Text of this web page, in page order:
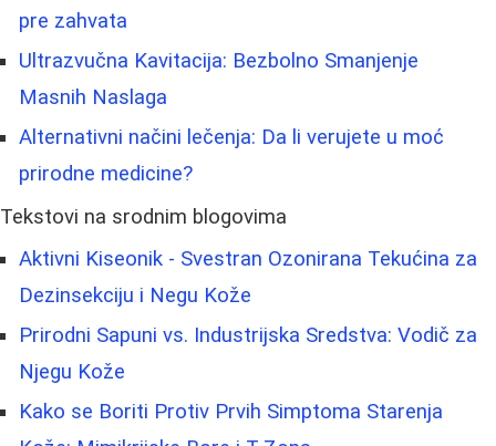
pre zahvata
Ultrazvučna Kavitacija: Bezbolno Smanjenje
Masnih Naslaga
Alternativni načini lečenja: Da li verujete u moć
prirodne medicine?
Tekstovi na srodnim blogovima
Aktivni Kiseonik - Svestran Ozonirana Tekućina za
Dezinsekciju i Negu Kože
Prirodni Sapuni vs. Industrijska Sredstva: Vodič za
Njegu Kože
Kako se Boriti Protiv Prvih Simptoma Starenja